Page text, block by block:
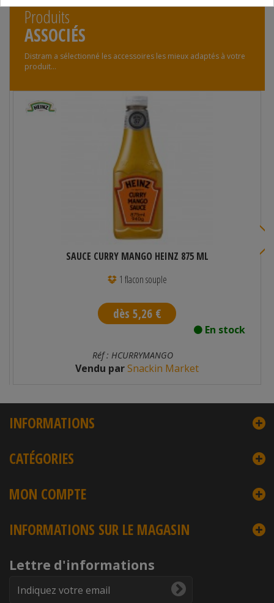
Produits
ASSOCIÉS
Distram a sélectionné les accessoires les mieux adaptés à votre
produit...
SAUCE CURRY MANGO HEINZ 875 ML
1 flacon souple
dès 5,26 €
En stock
Réf : HCURRYMANGO
Vendu parSnackin Market
INFORMATIONS
CATÉGORIES
MON COMPTE
INFORMATIONS SUR LE MAGASIN
Lettre d'informations